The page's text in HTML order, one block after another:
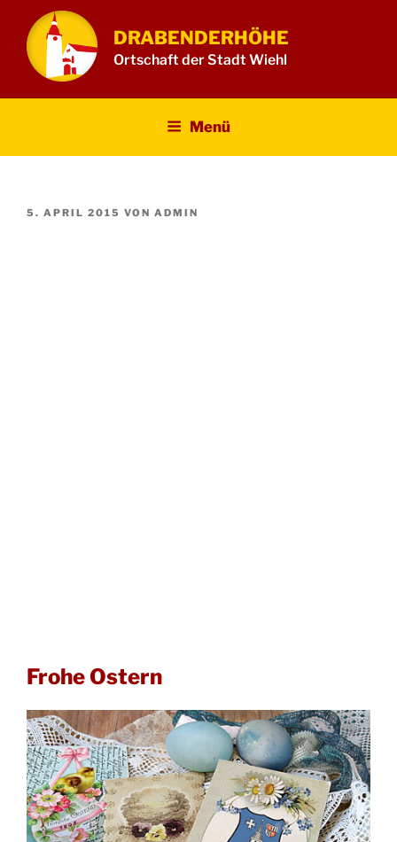
Inhalt
springen
DRABENDERHÖHE
Ortschaft der Stadt Wiehl
Menü
VERÖFFENTLICHT
5. APRIL 2015 VON ADMIN
Frohe Ostern